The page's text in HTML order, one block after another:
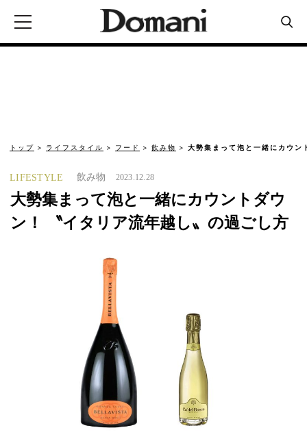
トップ ライフスタイル フード 飲み物 大勢集まって泡と一緒にカウ
LIFESTYLE 飲み物 2023.12.28
大勢集まって泡と一緒にカウントダウ
ン！ 〝イタリア流年越し〟の過ごし方